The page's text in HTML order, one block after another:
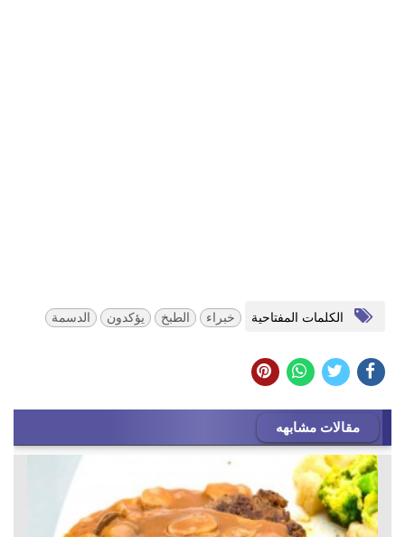
الكلمات المفتاحية خبراء الطبخ يؤكدون الدسمة
مقالات مشابهه